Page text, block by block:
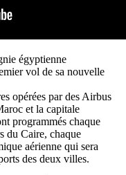
égyptienne
vol de sa nouvelle
opérées par des Airbus
et la capitale
programmés chaque
du Caire, chaque
aérienne qui sera
des deux villes.